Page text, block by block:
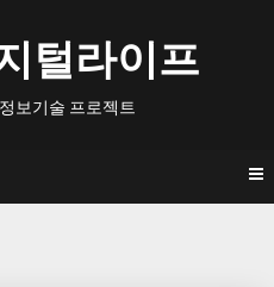
털라이프
보기술 프로젝트